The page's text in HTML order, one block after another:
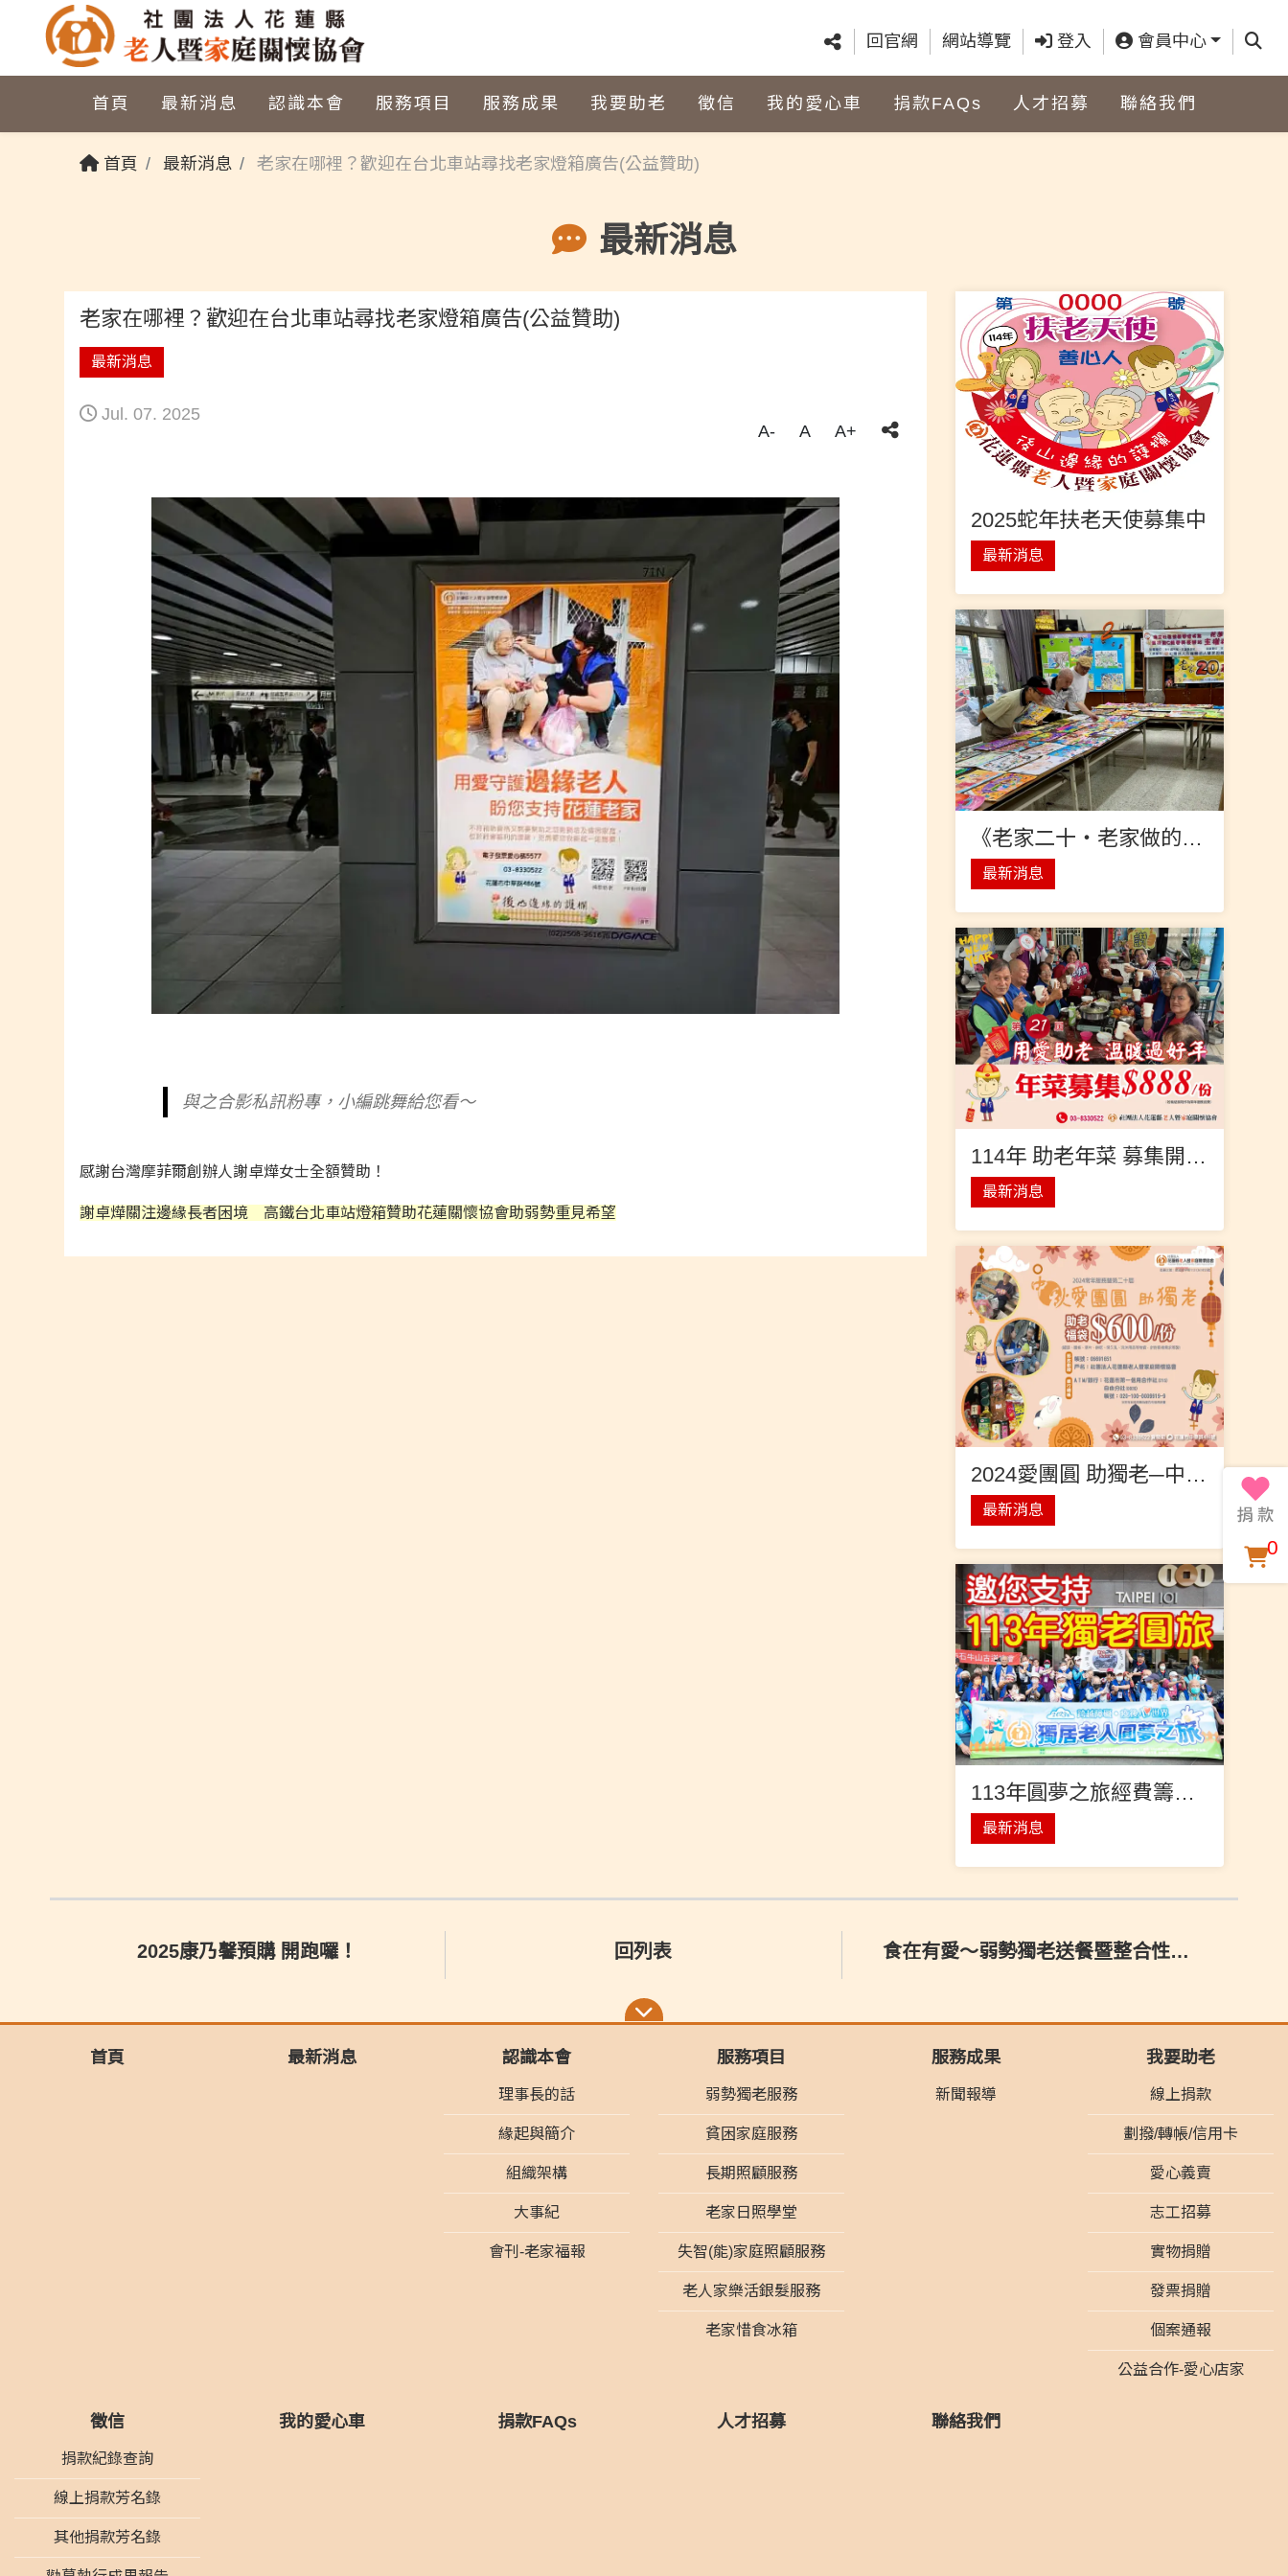
回官網 網站導覽 登入 會員中心 查詢
首頁 最新消息 認識本會 服務項目 服務成果 我要助老 徵信 我的愛心車 捐款FAQs 人才招募 聯絡我們
首頁 最新消息 老家在哪裡？歡迎在台北車站尋找老家燈箱廣告(公益贊助)
最新消息
老家在哪裡？歡迎在台北車站尋找老家燈箱廣告(公益贊助)
最新消息
Jul. 07. 2025
A-
A A+
與之合影私訊粉專，小編跳舞給您看～
感謝台灣摩菲爾創辦人謝卓燁女士全額贊助！
謝卓燁關注邊緣長者困境 高鐵台北車站燈箱贊助花蓮關懷協會助弱勢重見希望
2025蛇年扶老天使募集中
最新消息
《老家二十‧老家做的事》繪畫比賽獲獎名單出爐囉
最新消息
114年 助老年菜 募集開跑！
最新消息
2024愛團圓 助獨老─中秋福袋募集
最新消息
113年圓夢之旅經費籌募中
最新消息
2025康乃馨預購 開跑囉！ 回列表 食在有愛～弱勢獨老送餐暨整合性服務(2024年度)
首頁 最新消息 認識本會
理事長的話
緣起與簡介
組織架構
大事紀
會刊-老家福報
服務項目
弱勢獨老服務
貧困家庭服務
長期照顧服務
老家日照學堂
失智(能)家庭照顧服務
老人家樂活銀髮服務
老家惜食冰箱
服務成果
新聞報導
我要助老
線上捐款
劃撥/轉帳/信用卡
愛心義賣
志工招募
實物捐贈
發票捐贈
個案通報
公益合作-愛心店家
徵信
捐款紀錄查詢
線上捐款芳名錄
其他捐款芳名錄
我的愛心車 捐款FAQs 人才招募 聯絡我們
0